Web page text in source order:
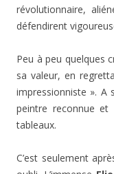
révolutionnaire,
défendirent
Peu à peu quelques
sa valeur, en
impressionniste ». A
peintre reconnue et
tableaux.
C’est seulement